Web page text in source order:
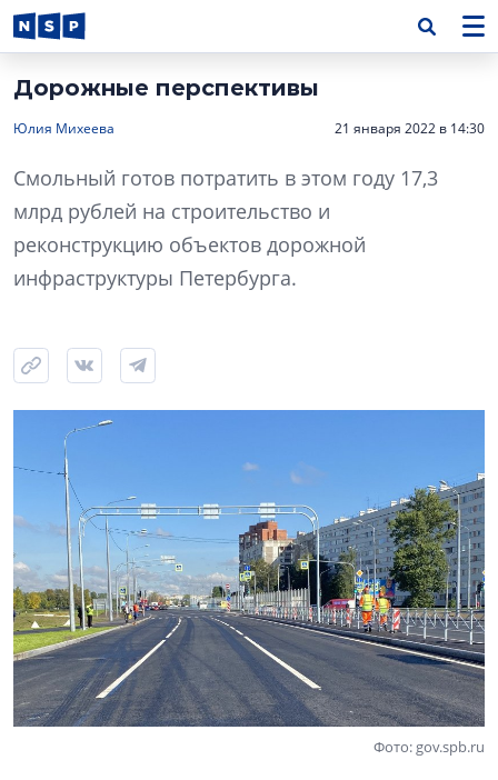
Дорожные перспективы
Юлия Михеева 21 января 2022 в 14:30
Смольный готов потратить в этом году 17,3
млрд рублей на строительство и
реконструкцию объектов дорожной
инфраструктуры Петербурга.
Фото: gov.spb.ru